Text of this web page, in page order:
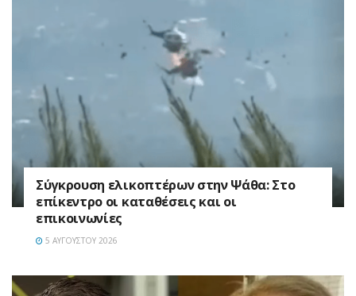
Σύγκρουση ελικοπτέρων στην Ψάθα: Στο
επίκεντρο οι καταθέσεις και οι
επικοινωνίες
5 ΑΥΓΟΎΣΤΟΥ 2026